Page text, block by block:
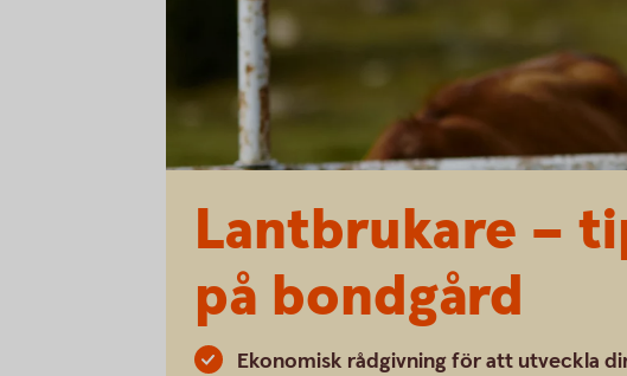
Lantbrukare –
på bondgård
Ekonomisk rådgivning för att utveckla